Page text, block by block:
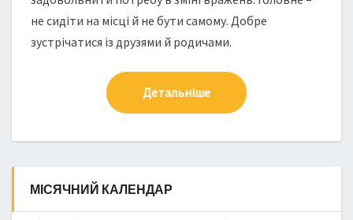
не сидіти на місці й не бути самому. Добре
зустрічатися із друзями й родичами.
Детальніше
МІСЯЧНИЙ КАЛЕНДАР